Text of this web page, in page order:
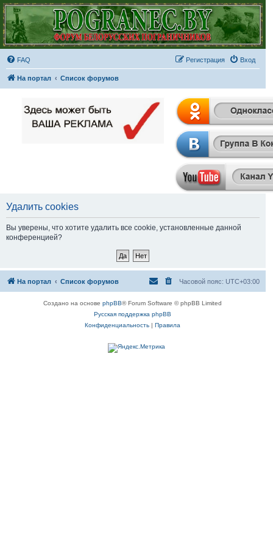
FAQ Вход
Регистрация
На портал Список форумов
Удалить cookies
Вы уверены, что хотите удалить все cookie, установленные данной
конференцией?
На портал Список форумов Часовой пояс: UTC+03:00
Создано на основеphpBB® Forum Software © phpBB Limited
Русская поддержка phpBB
Конфиденциальность
Правила